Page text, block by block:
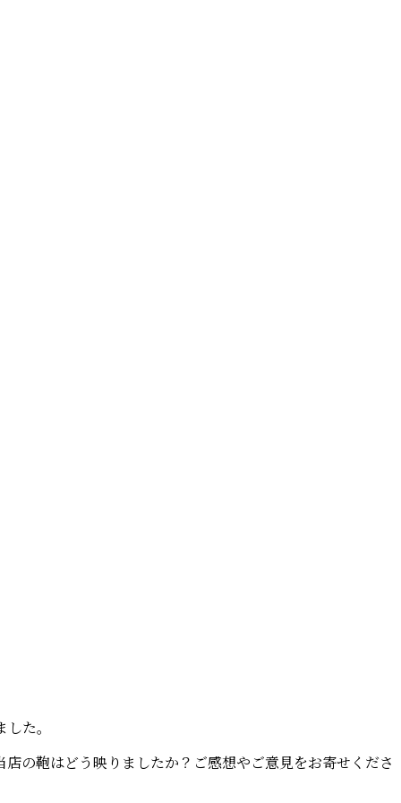
た。
の鞄はどう映りましたか？ご感想やご意見をお寄せくださ